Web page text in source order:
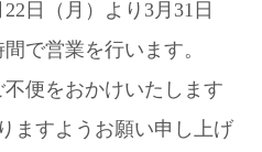
日（月）より3月31日
で営業を行います。
便をおかけいたします
ますようお願い申し上げ